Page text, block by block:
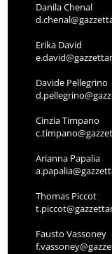
Danila Chenal
Erika David
Davide Pellegrino
Cinzia Timpano
Arianna Papalia
Thomas Piccot
Fausto Vassoney